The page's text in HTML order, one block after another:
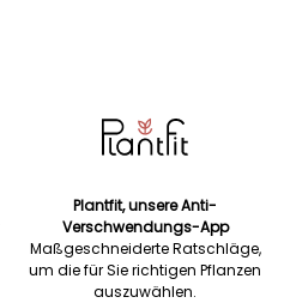
Plantfit, unsere Anti-
Verschwendungs-App
Maßgeschneiderte Ratschläge,
um die für Sie richtigen Pflanzen
auszuwählen.